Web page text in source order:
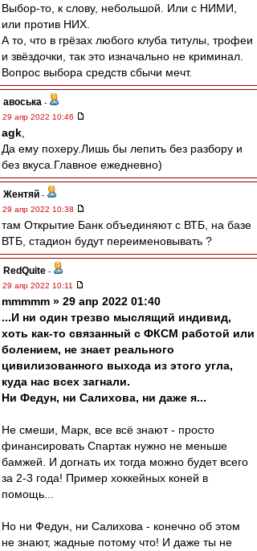
Выбор-то, к слову, небольшой. Или с НИМИ,
или против НИХ.
А то, что в грёзах любого клуба титулы, трофеи
и звёздочки, так это изначально не криминал.
Вопрос выбора средств сбычи мечт.
авоська -
29 апр 2022 10:46
agk
Да ему похеру.Лишь бы лепить без разбору и
без вкуса.Главное ежедневно)
Жентяй -
29 апр 2022 10:38
там Открытие Банк объединяют с ВТБ, на базе
ВТБ, стадион будут переименовывать ?
RedQuite -
29 апр 2022 10:11
mmmmm » 29 апр 2022 01:40
...И ни один трезво мыслящий индивид,
хоть как-то связанный с ФКСМ работой или
болением, не знает реального
цивилизованного выхода из этого угла,
куда нас всех загнали.
Ни Федун, ни Салихова, ни даже я...
Не смеши, Марк, все всё знают - просто
финансировать Спартак нужно не меньше
бамжей. И догнать их тогда можно будет всего
за 2-3 года! Пример хоккейных коней в
помощь...
Но ни Федун, ни Салихова - конечно об этом
не знают, жадные потому что! И даже ты не